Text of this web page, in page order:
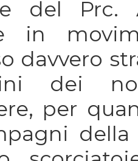
del Prc.
in
davvero
dei
per
della